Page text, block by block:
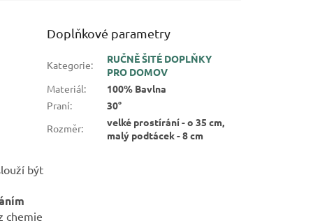
být
chemie
Doplňkové parametry
Kategorie:
RUČNĚ ŠITÉ DOPLŇKY
PRO DOMOV
Materiál:
100% Bavlna
Praní:
30°
Rozměr:
velké prostírání - o 35 cm,
malý podtácek - 8 cm